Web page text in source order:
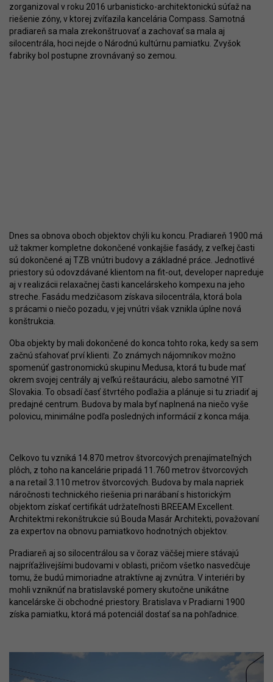
zorganizoval v roku 2016 urbanisticko-architektonickú súťaž na
riešenie zóny, v ktorej zvíťazila kancelária Compass. Samotná
pradiareň sa mala zrekonštruovať a zachovať sa mala aj
silocentrála, hoci nejde o Národnú kultúrnu pamiatku. Zvyšok
fabriky bol postupne zrovnávaný so zemou.
Dnes sa obnova oboch objektov chýli ku koncu. Pradiareň 1900 má
už takmer kompletne dokončené vonkajšie fasády, z veľkej časti
sú dokončené aj TZB vnútri budovy a základné práce. Jednotlivé
priestory sú odovzdávané klientom na fit-out, developer napreduje
aj v realizácii relaxačnej časti kancelárskeho kompexu na jeho
streche. Fasádu medzičasom získava silocentrála, ktorá bola
s prácami o niečo pozadu, v jej vnútri však vznikla úplne nová
konštrukcia.
Oba objekty by mali dokončené do konca tohto roka, kedy sa sem
začnú sťahovať prví klienti. Zo známych nájomníkov možno
spomenúť gastronomickú skupinu Medusa, ktorá tu bude mať
okrem svojej centrály aj veľkú reštauráciu, alebo samotné YIT
Slovakia. To obsadí časť štvrtého podlažia a plánuje si tu zriadiť aj
predajné centrum. Budova by mala byť naplnená na niečo vyše
polovicu, minimálne podľa posledných informácií z konca mája.
Celkovo tu vzniká 14.870 metrov štvorcových prenajímateľných
plôch, z toho na kancelárie pripadá 11.760 metrov štvorcových
a na retail 3.110 metrov štvorcových. Budova by mala napriek
náročnosti technického riešenia pri narábaní s historickým
objektom získať certifikát udržateľnosti BREEAM Excellent.
Architektmi rekonštrukcie sú Bouda Masár Architekti, považovaní
za expertov na obnovu pamiatkovo hodnotných objektov.
Pradiareň aj so silocentrálou sa v čoraz väčšej miere stávajú
najpríťažlivejšími budovami v oblasti, pričom všetko nasvedčuje
tomu, že budú mimoriadne atraktívne aj zvnútra. V interiéri by
mohli vzniknúť na bratislavské pomery skutočne unikátne
kancelárske či obchodné priestory. Bratislava v Pradiarni 1900
získa pamiatku, ktorá má potenciál dostať sa na pohľadnice.